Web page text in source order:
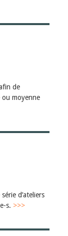
de
moyenne
d’ateliers
s. >>>